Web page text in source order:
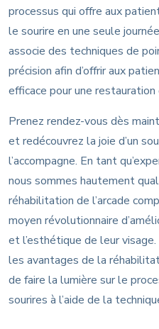
processus qui offre aux
le sourire en une seule
associe des techniques de
précision afin d’offrir aux
efficace pour une
Prenez rendez-vous dès
et redécouvrez la joie d’un
l’accompagne. En tant
nous sommes hautement
réhabilitation de l’arcade
moyen révolutionnaire
et l’esthétique de leur
les avantages de la
de faire la lumière sur le
sourires à l’aide de la